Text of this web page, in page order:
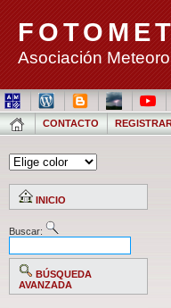
Asociación
CONTACTO
INICIO
Buscar:
BÚSQUEDA
AVANZADA